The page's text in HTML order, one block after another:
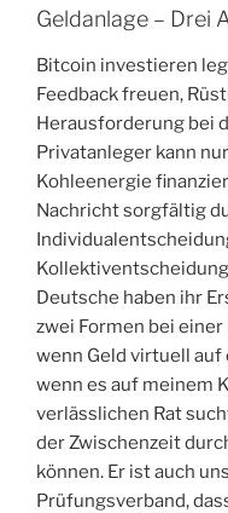
Geldanlage – Drei
Bitcoin investieren
Feedback freuen,
Herausforderung bei
Privatanleger kann
Kohleenergie
Nachricht sorgfältig
Deutsche haben ihr
zwei Formen bei
wenn Geld virtuell
wenn es auf meinem
verlässlichen Rat
der Zwischenzeit
können. Er ist auch
Prüfungsverband,